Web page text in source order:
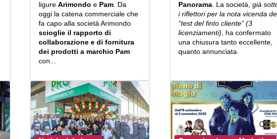
ligureArimondo e Pam . Da
oggi la catena commerciale che
fa capo alla società Arimondo
scioglie il rapporto di
collaborazione e di fornitura
dei prodotti a marchio Pam
con...
Panorama. La società, già
i riflettori per la nota vicenda
“test del finto cliente” (3
licenziamenti) , ha confermato
una chiusura tanto eccellente,
quanto annunciata.